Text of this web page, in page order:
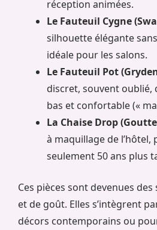
réception animées.
Le Fauteuil Cygne
silhouette élégante
idéale pour les salons.
Le Fauteuil Pot
discret, souvent oublié,
bas et confortable («
La Chaise Drop
à maquillage de
seulement 50 ans plus
Ces pièces sont devenues
et de goût. Elles s’intègrent
décors contemporains ou